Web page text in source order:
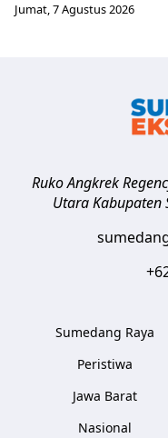
Jumat, 7 Agustus 2026
Ruko Angkrek
Utara Kabupaten
Sumedang Raya
Peristiwa
Jawa Barat
Nasional